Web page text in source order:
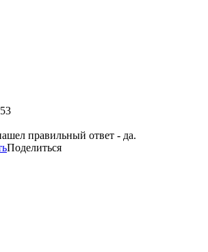
правильный ответ - да.
Поделиться